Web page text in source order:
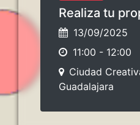
Realiza tu
13/09/2025
11:00 - 12:00
Ciudad
Guadalajara